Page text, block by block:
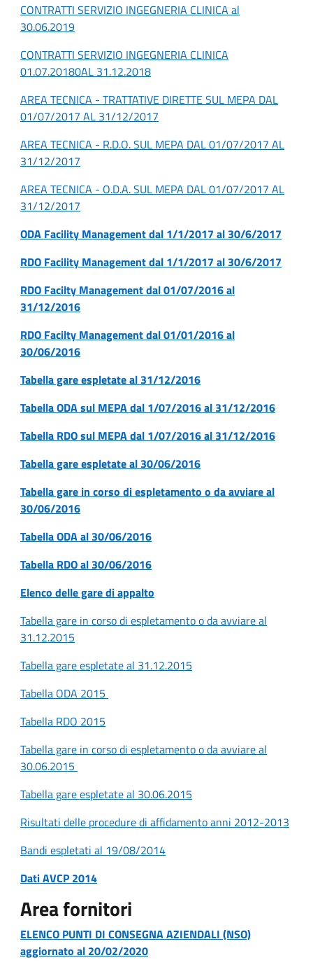
CONTRATTI SERVIZIO INGEGNERIA CLINICA al
30.06.2019
CONTRATTI SERVIZIO INGEGNERIA CLINICA
01.07.20180AL 31.12.2018
AREA TECNICA - TRATTATIVE DIRETTE SUL MEPA DAL
01/07/2017 AL 31/12/2017
AREA TECNICA - R.D.O. SUL MEPA DAL 01/07/2017 AL
31/12/2017
AREA TECNICA - O.D.A. SUL MEPA DAL 01/07/2017 AL
31/12/2017
ODA Facility Management dal 1/1/2017 al 30/6/2017
RDO Facility Management dal 1/1/2017 al 30/6/2017
RDO Facilty Management dal 01/07/2016 al
31/12/2016
RDO Facilty Management dal 01/01/2016 al
30/06/2016
Tabella gare espletate al 31/12/2016
Tabella ODA sul MEPA dal 1/07/2016 al 31/12/2016
Tabella RDO sul MEPA dal 1/07/2016 al 31/12/2016
Tabella gare espletate al 30/06/2016
Tabella gare in corso di espletamento o da avviare al
30/06/2016
Tabella ODA al 30/06/2016
Tabella RDO al 30/06/2016
Elenco delle gare di appalto
Tabella gare in corso di espletamento o da avviare al
31.12.2015
Tabella gare espletate al 31.12.2015
Tabella ODA 2015
Tabella RDO 2015
Tabella gare in corso di espletamento o da avviare al
30.06.2015
Tabella gare espletate al 30.06.2015
Risultati delle procedure di affidamento anni 2012-2013
Bandi espletati al 19/08/2014
Dati AVCP 2014
Area fornitori
ELENCO PUNTI DI CONSEGNA AZIENDALI (NSO)
aggiornato al 20/02/2020